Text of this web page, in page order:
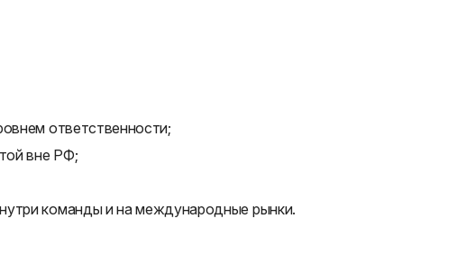
ответственности;
вне РФ;
команды и на международные рынки.